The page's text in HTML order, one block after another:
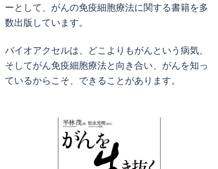
ーとして、がんの免疫細胞療法に関する書籍を多
数出版しています。
バイオアクセルは、どこよりもがんという病気、
そしてがん免疫細胞療法と向き合い、がんを知っ
ているからこそ、できることがあります。